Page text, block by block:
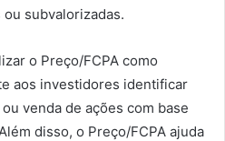
subvalorizadas.
o Preço/FCPA como
aos investidores identificar
venda de ações com base
disso, o Preço/FCPA ajuda